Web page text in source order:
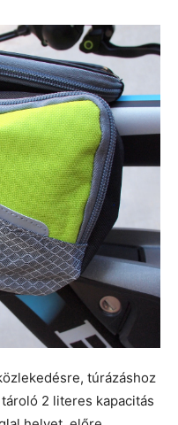
túrázáshoz
2 literes kapacitás